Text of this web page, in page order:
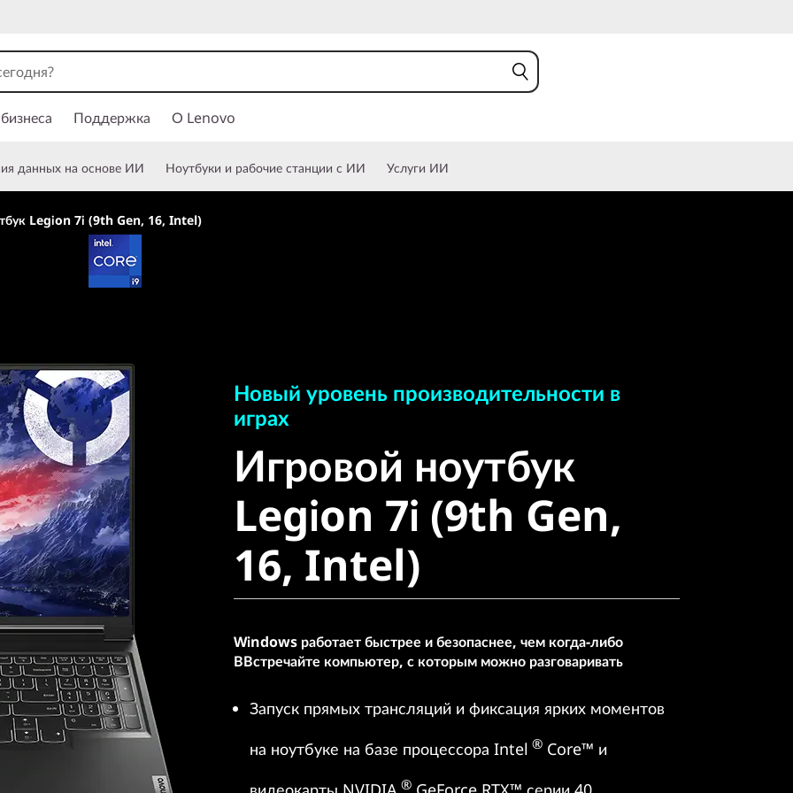
Поддержка О Lenovo
данных на основе ИИ Ноутбуки и рабочие станции с ИИ Услуги ИИ
Legion 7i (9th Gen, 16, Intel)
Игровой ноутбук
Legion 7i (9th Gen,
16, Intel)
Новый уровень производительности в
играх
Игровой ноутбук
Legion 7i (9th Gen,
16, Intel)
Windows работает быстрее и безопаснее, чем когда-либо
ВВстречайте компьютер, с которым можно разговаривать
Запуск прямых трансляций и фиксация ярких моментов
на ноутбуке на базе процессора Intel ® Core™ и
®